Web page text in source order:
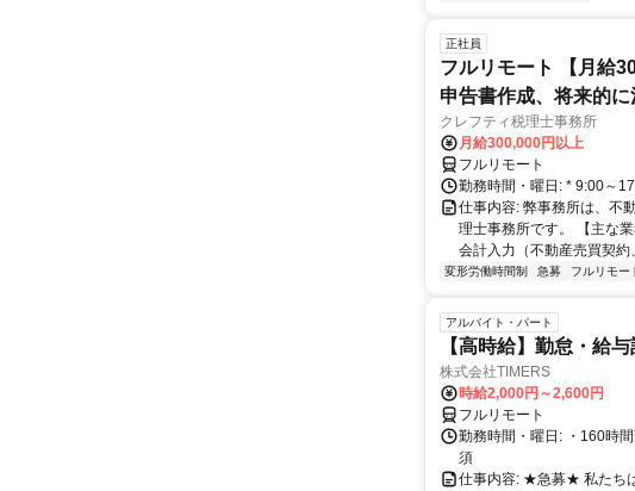
正社員
フルリモート 【月給
申告書作成、将来的に
クレフティ税理士事務所
月給300,000円以上
フルリモート
勤務時間・曜日: * 9:00～
仕事内容: 弊事務所は、不
理士事務所です。 【主な
会計入力（不動産売買契約
変形労働時間制 急募 フルリモー
アルバイト・パート
【高時給】勤怠・給
株式会社TIMERS
時給2,000円～2,600円
フルリモート
勤務時間・曜日: ・160時
須
仕事内容: ★急募★ 私たち